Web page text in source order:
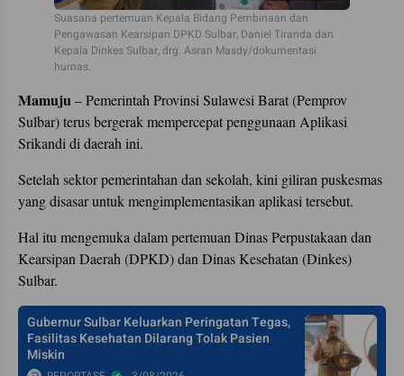
Suasana pertemuan Kepala Bidang Pembinaan dan
Pengawasan Kearsipan DPKD Sulbar, Daniel Tiranda dan
Kepala Dinkes Sulbar, drg. Asran Masdy/dokumentasi
humas.
Mamuju– Pemerintah Provinsi Sulawesi Barat (Pemprov
Sulbar) terus bergerak mempercepat penggunaan Aplikasi
Srikandi di daerah ini.
Setelah sektor pemerintahan dan sekolah, kini giliran puskesmas
yang disasar untuk mengimplementasikan aplikasi tersebut.
Hal itu mengemuka dalam pertemuan Dinas Perpustakaan dan
Kearsipan Daerah (DPKD) dan Dinas Kesehatan (Dinkes)
Sulbar.
Gubernur Sulbar Keluarkan Peringatan Tegas,
Fasilitas Kesehatan Dilarang Tolak Pasien
Miskin